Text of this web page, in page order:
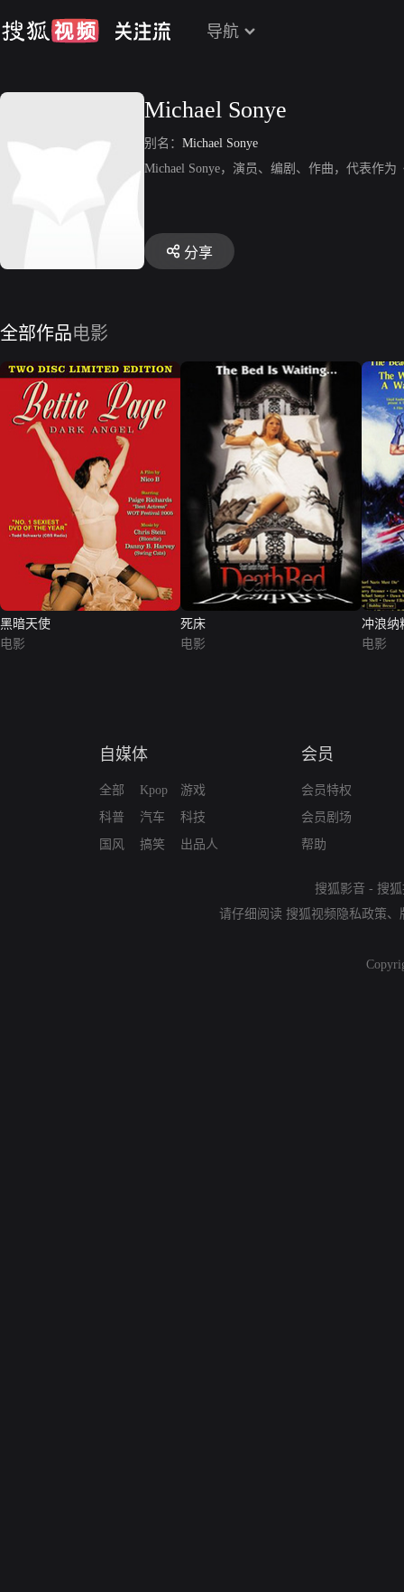
导航
Michael Sonye
别名： Michael Sonye
Michael Sonye，演员、编剧、作曲，代表作为
分享
全部作品电影
黑暗天使
电影
死床
电影
冲浪纳
电影
自媒体
全部
科普
国风
Kpop
汽车
搞笑
游戏
科技
出品人
会员
会员特权
会员剧场
帮助
搜狐影音 - 搜
请仔细阅读 搜狐视频隐私政策、